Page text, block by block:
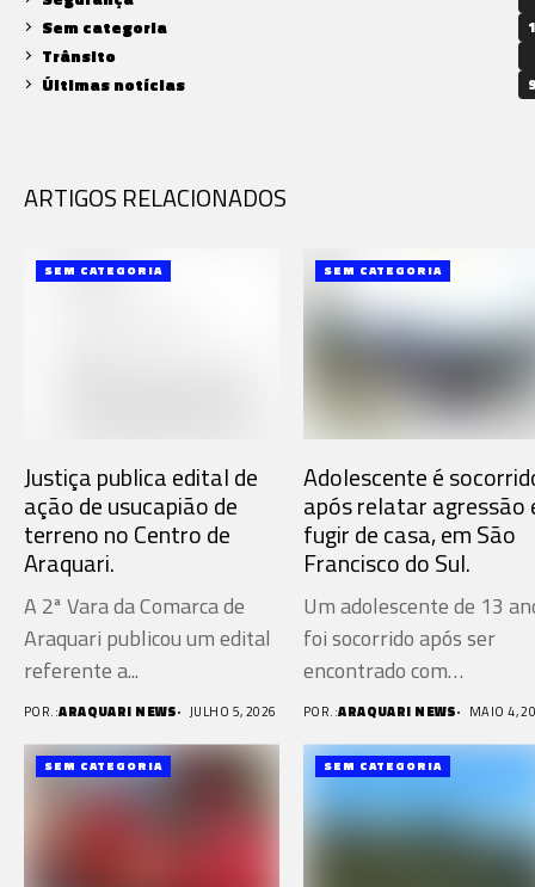
Sem categoria
Trânsito
Últimas notícias
ARTIGOS RELACIONADOS
SEM CATEGORIA
Justiça publica edital de
ação de usucapião de
terreno no Centro de
Araquari.
A 2ª Vara da Comarca de
Araquari publicou um edital
referente a...
POR.:ARAQUARI NEWS JULHO 5, 2026
SEM CATEGORIA
Adolescente é
após relatar agressão
fugir de casa, em São
Francisco do Sul.
Um adolescente de 13
foi socorrido após ser
encontrado com
escoriações...
POR.:ARAQUARI NEWS MAIO 4,
SEM CATEGORIA SEM CATEGORIA